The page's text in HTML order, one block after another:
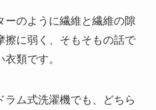
ーのように繊維と繊維の隙
擦に弱く、そもそもの話で
類です。
ラム式洗濯機でも、どちら